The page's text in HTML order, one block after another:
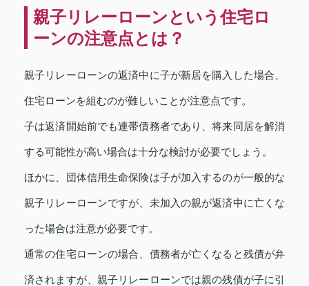
親子リレーローンという住宅ロ
ーンの注意点とは？
親子リレーローンの返済中に子が新居を購入した場合、
住宅ローンを組むのが難しいことが注意点です。
子は返済開始前でも連帯債務者であり、将来同居を解消
する可能性が高い場合は十分な検討が必要でしょう。
ほかに、団体信用生命保険は子が加入するのが一般的な
親子リレーローンですが、未加入の親が返済中に亡くな
った場合は注意が必要です。
通常の住宅ローンの場合、債務者が亡くなると残債が弁
済されますが、親子リレーローンでは親の残債が子に引